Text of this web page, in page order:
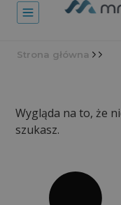
Strona główna
Wygląda na to, że
szukasz.